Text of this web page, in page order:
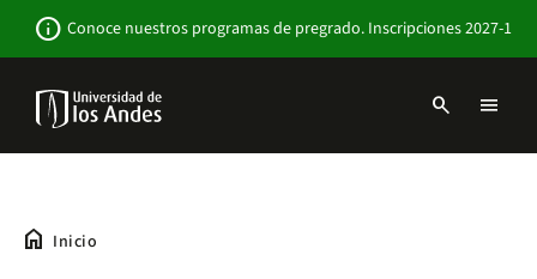
contenido
info Conoce nuestros programas de pregrado. Inscripciones 2027-1
Navbar
search menu
home Inicio